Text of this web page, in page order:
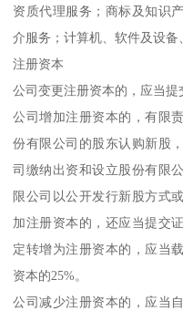
资质代理服务；商标及知识
介服务；计算机、软件及设备
注册资本
公司变更注册资本的，应当提
公司增加注册资本的，有限
份有限公司的股东认购新股
司缴纳出资和设立股份有限
限公司以公开发行新股方式
加注册资本的，还应当提交
定转增为注册资本的，应当
资本的25%。
公司减少注册资本的，应当